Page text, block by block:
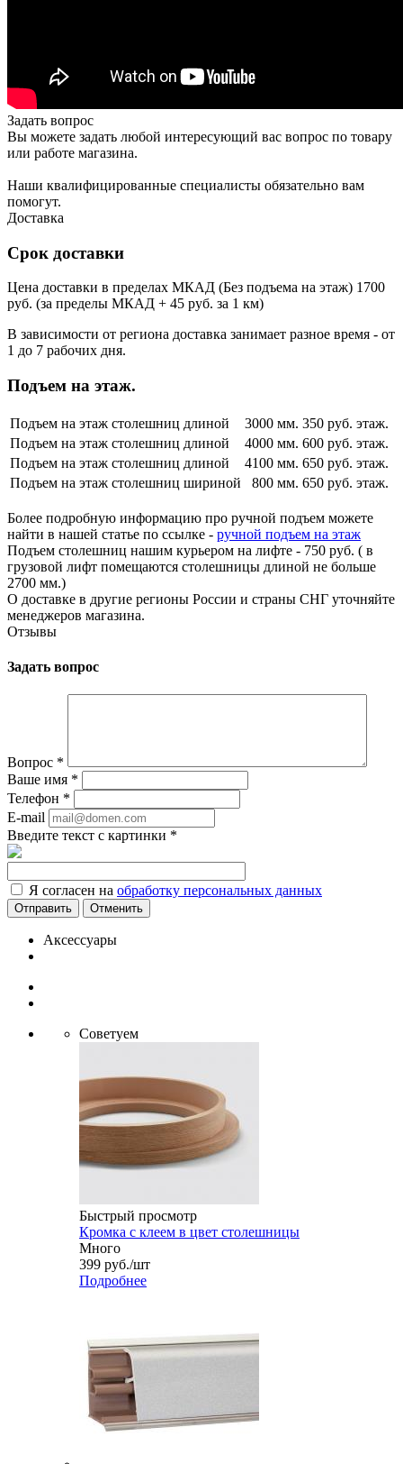
Задать вопрос
Вы можете задать любой интересующий вас вопрос по товару
или работе магазина.
Наши квалифицированные специалисты обязательно вам
помогут.
Доставка
Срок доставки
Цена доставки в пределах МКАД (Без подъема на этаж) 1700
руб. (за пределы МКАД + 45 руб. за 1 км)
В зависимости от региона доставка занимает разное время - от
1 до 7 рабочих дня.
Подъем на этаж.
Подъем на этаж столешниц длиной 3000 мм. 350 руб. этаж.
Подъем на этаж столешниц длиной
4000 мм. 600 руб. этаж.
Подъем на этаж столешниц длиной
4100 мм. 650 руб. этаж.
Подъем на этаж столешниц шириной
800 мм. 650 руб. этаж.
Более подробную информацию про ручной подъем можете
найти в нашей статье по ссылке - ручной подъем на этаж
Подъем столешниц нашим курьером на лифте - 750 руб. ( в
грузовой лифт помещаются столешницы длиной не больше
2700 мм.)
О доставке в другие регионы России и страны СНГ уточняйте
менеджеров магазина.
Отзывы
Задать вопрос
Вопрос *
Ваше имя *
Телефон *
E-mail
Введите текст с картинки *
Я согласен на обработку персональных данных
Отменить
Аксессуары
Советуем
Быстрый просмотр
Кромка с клеем в цвет столешницы
Много
399 руб./шт
Подробнее